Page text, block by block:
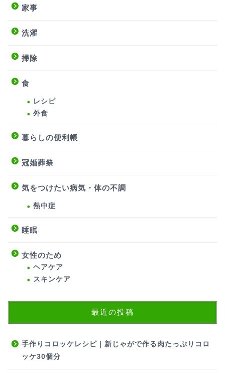
家事
洗濯
掃除
食
レシピ
外食
暮らしの便利帳
冠婚葬祭
気をつけたい病気・体の不調
熱中症
睡眠
女性のため
ヘアケア
スキンケア
最近の投稿
手作りコロッケレシピ｜新じゃがで作る肉たっぷりコロ
ッケ30個分